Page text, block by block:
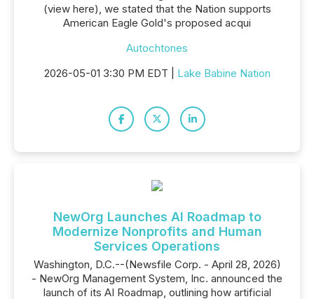
(view here), we stated that the Nation supports
American Eagle Gold's proposed acqui
Autochtones
2026-05-01 3:30 PM EDT | Lake Babine Nation
NewOrg Launches AI Roadmap to
Modernize Nonprofits and Human
Services Operations
Washington, D.C.--(Newsfile Corp. - April 28, 2026)
- NewOrg Management System, Inc. announced the
launch of its AI Roadmap, outlining how artificial